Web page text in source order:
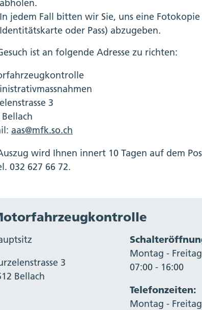
abholen.
In jedem Fall bitten wir Sie, uns eine
Identitätskarte oder Pass) abzugeben.
ist an folgende Adresse zu richten:
3
aas@mfk.so.ch
wird Ihnen innert 10 Tagen auf dem
032 627 66 72.
3
Bellach
Montag - Freitag
07:00 - 16:00
Telefonzeiten:
Montag - Freitag